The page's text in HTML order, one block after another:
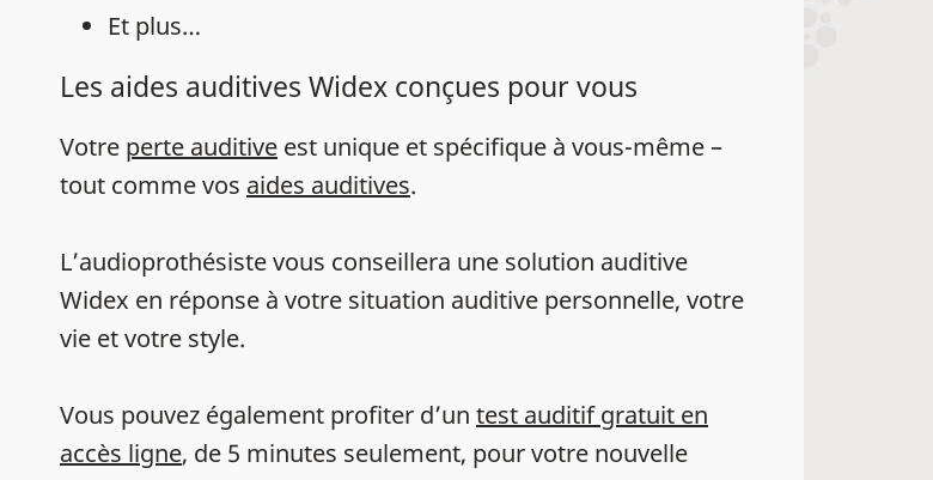
Et plus…
Les aides auditives Widex conçues pour vous
Votre perte auditive est unique et spécifique à vous-même –
tout comme vos aides auditives.
L’audioprothésiste vous conseillera une solution auditive
Widex en réponse à votre situation auditive personnelle, votre
vie et votre style.
Vous pouvez également profiter d’un test auditif gratuit en
accès ligne, de 5 minutes seulement, pour votre nouvelle